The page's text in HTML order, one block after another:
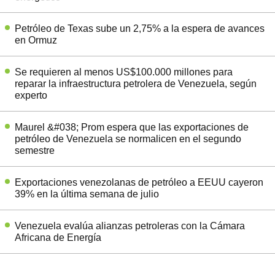
Petróleo de Texas sube un 2,75% a la espera de avances
en Ormuz
Se requieren al menos US$100.000 millones para
reparar la infraestructura petrolera de Venezuela, según
experto
Maurel &#038; Prom espera que las exportaciones de
petróleo de Venezuela se normalicen en el segundo
semestre
Exportaciones venezolanas de petróleo a EEUU cayeron
39% en la última semana de julio
Venezuela evalúa alianzas petroleras con la Cámara
Africana de Energía